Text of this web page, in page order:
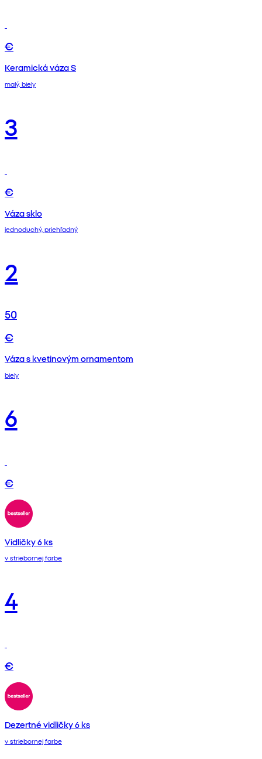
€
Keramická váza S
malý, biely
3
€
Váza sklo
jednoduchý, priehľadný
2
50
€
Váza s kvetinovým ornamentom
biely
6
€
Vidličky 6 ks
v striebornej farbe
4
€
Dezertné vidličky 6 ks
v striebornej farbe